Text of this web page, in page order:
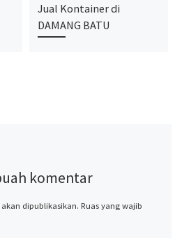
Jual Kontainer di
DAMANG BATU
komentar
dipublikasikan. Ruas yang wajib